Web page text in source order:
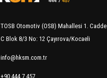
TOSB Otomotiv (OSB) Mahallesi 1. Cadde
C Blok 8/3 No: 12 Çayırova/Kocaeli
info@hksm.com.tr
+90 444 7 457